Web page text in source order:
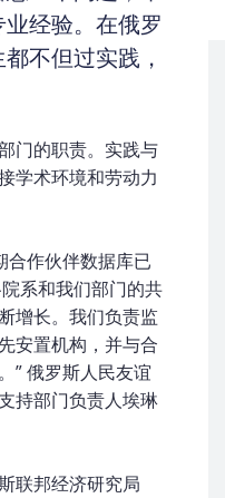
经验。在俄罗
不但过实践，
门的职责。实践与
学术环境和劳动力
合作伙伴数据库已
系和我们部门的共
增长。我们负责监
安置机构，并与合
” 俄罗斯人民友谊
持部门负责人埃琳
联邦经济研究局